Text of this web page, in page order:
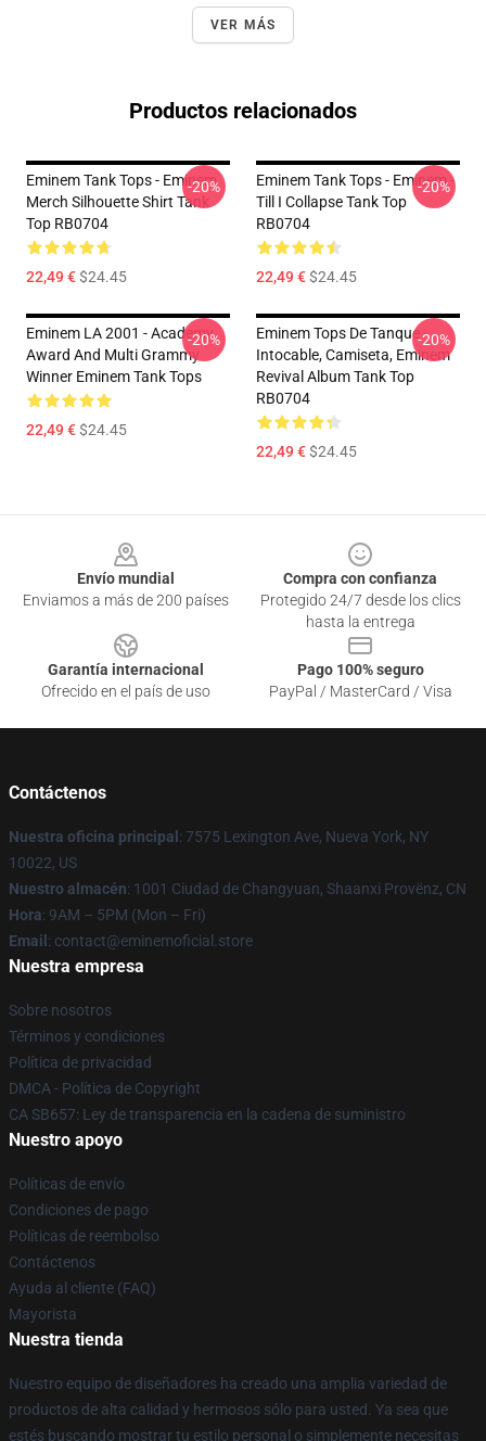
VER MÁS
Productos relacionados
Eminem Tank Tops - Eminem
Merch Silhouette Shirt Tank
Top RB0704
22,49 €$24.45
-20%
Eminem Tank Tops - Eminem -
Till I Collapse Tank Top
RB0704
22,49 €$24.45
-20%
Eminem LA 2001 - Academy
Award And Multi Grammy
Winner Eminem Tank Tops
22,49 €$24.45
-20%
Eminem Tops De Tanque -
Intocable, Camiseta, Eminem
Revival Album Tank Top
RB0704
22,49 €$24.45
-20%
Envío mundial
Enviamos a más de 200 países
Compra con confianza
Protegido 24/7 desde los clics
hasta la entrega
Garantía internacional
Ofrecido en el país de uso
Pago 100% seguro
PayPal / MasterCard / Visa
Contáctenos
Nuestra oficina principal : 7575 Lexington Ave, Nueva York, NY
10022, US
Nuestro almacén: 1001 Ciudad de Changyuan, Shaanxi Provënz, CN
Hora: 9AM – 5PM (Mon – Fri)
Email : contact@eminemoficial.store
Nuestra empresa
Sobre nosotros
Términos y condiciones
Política de privacidad
DMCA - Política de Copyright
CA SB657: Ley de transparencia en la cadena de suministro
Nuestro apoyo
Políticas de envío
Condiciones de pago
Políticas de reembolso
Contáctenos
Ayuda al cliente (FAQ)
Mayorista
Nuestra tienda
Nuestro equipo de diseñadores ha creado una amplia variedad de
productos de alta calidad y hermosos sólo para usted. Ya sea que
estés buscando mostrar tu estilo personal o simplemente necesitas